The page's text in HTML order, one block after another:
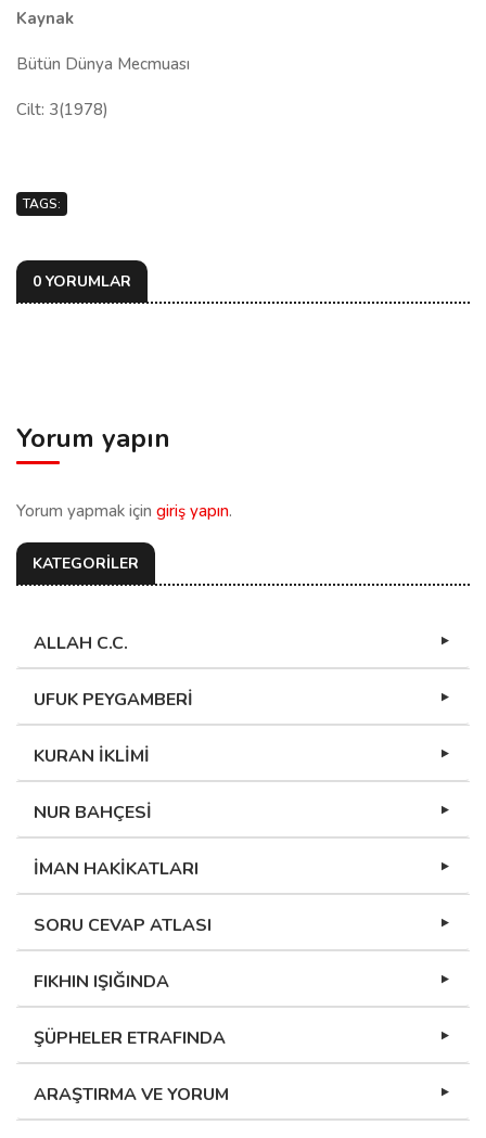
Kaynak
Bütün Dünya Mecmuası
Cilt: 3(1978)
TAGS:
0 YORUMLAR
Yorum yapın
Yorum yapmak için giriş yapın.
KATEGORİLER
ALLAH C.C.
UFUK PEYGAMBERİ
KURAN İKLİMİ
NUR BAHÇESİ
İMAN HAKİKATLARI
SORU CEVAP ATLASI
FIKHIN IŞIĞINDA
ŞÜPHELER ETRAFINDA
ARAŞTIRMA VE YORUM